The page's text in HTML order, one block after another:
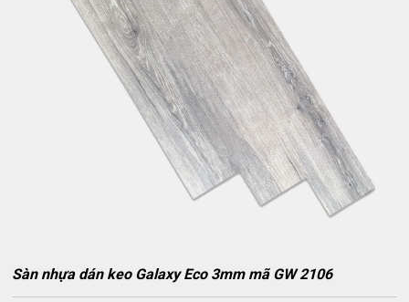
Sàn nhựa dán keo Galaxy Eco 3mm mã GW 2106